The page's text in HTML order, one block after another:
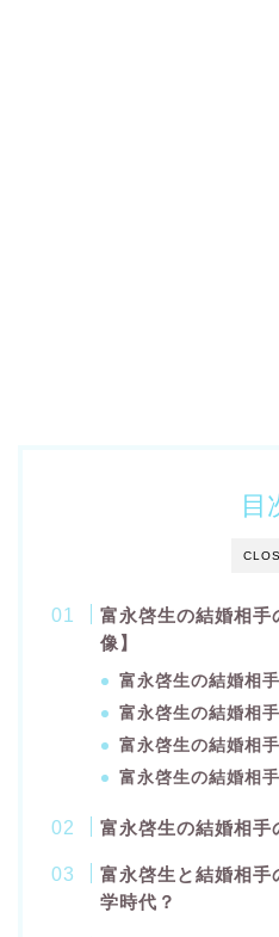
目
富永啓生の結婚相手
像】
富永啓生の結婚相
富永啓生の結婚相
富永啓生の結婚相
富永啓生の結婚相
富永啓生の結婚相手
富永啓生と結婚相手
学時代？